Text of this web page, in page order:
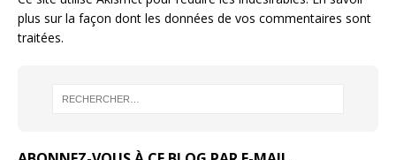
plus sur la façon dont les données de vos commentaires sont
traitées.